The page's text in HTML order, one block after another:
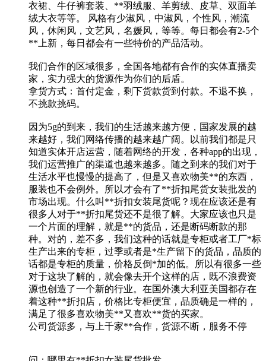
衣裙、牛仔裤套装、**羽绒服、羊剪绒、皮草、双面羊
绒大衣等等。 风格有少淑风，中淑风，个性风，潮流
风，休闲风，文艺风，名媛风，等等。每日都会有2-5个
**上新，每日都会有一些特价的产品活动。
我们合作的区域很多，全国各地都有合作的实体直播卖
家，实力强大的货源作为你们的后盾。
拿货方式：首付定金，剩下货款货到付款。不退不换，
不挑款挑码。
因为5g的到来，我们的生活越来越方便，国家发展的越
来越好，我们网络传播的越来越广阔。以前我们都是只
知道实体开店运营，随着网络的开发，各种app的出现，
我们运营推广的渠道也越来越多。随之到来的我们对于
生活水平也慢慢的提高了，但是又喜欢物美**的东西，
服装也不会例外。所以才会有了**折扣尾货女装批发的
市场出现。什么叫**折扣女装尾货呢？现在应该还是有
很多人对于**折扣尾货还不是很了解。大家应该也只是
一个片面的理解，就是**的货品，还是断码断款的那
种。对的，差不多，我们这种的话就是专柜或者工厂*标
生产出来的专柜，过季或者是*生产留下的货品，品质的
话都是专柜的质量，价格反倒*加的低。所以有很多一些
对于这块了解的，就会像去开个这样的店，既不浪费资
源也创造了一个新的行业。在国外澳大利亚美国都存在
着这种**折扣店，价格比专柜便宜，品质确是一样的，
满足了很多喜欢物美**又喜欢**货的买家。
公司货源多，与上千家**合作，货源不断，服务不停